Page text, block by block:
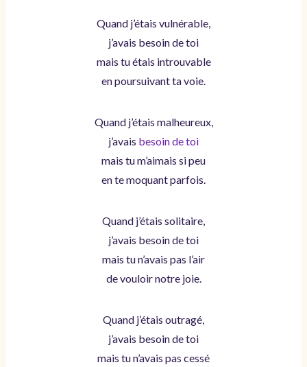
Quand j’étais vulnérable,
j’avais besoin de toi
mais tu étais introuvable
en poursuivant ta voie.
Quand j’étais malheureux,
j’avais besoin de toi
mais tu m’aimais si peu
en te moquant parfois.
Quand j’étais solitaire,
j’avais besoin de toi
mais tu n’avais pas l’air
de vouloir notre joie.
Quand j’étais outragé,
j’avais besoin de toi
mais tu n’avais pas cessé